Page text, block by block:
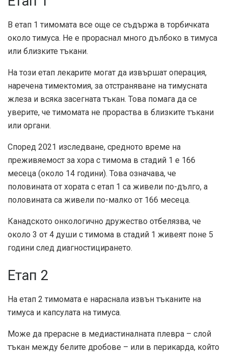
В етап 1 тимомата все още се съдържа в торбичката
около тимуса. Не е прораснал много дълбоко в тимуса
или близките тъкани.
На този етап лекарите могат да извършат операция,
наречена тимектомия, за отстраняване на тимусната
жлеза и всяка засегната тъкан. Това помага да се
уверите, че тимомата не прораства в близките тъкани
или органи.
Според 2021 изследване, средното време на
преживяемост за хора с тимома в стадий 1 е 166
месеца (около 14 години). Това означава, че
половината от хората с етап 1 са живели по-дълго, а
половината са живели по-малко от 166 месеца.
Канадското онкологично дружество отбелязва, че
около 3 от 4 души с тимома в стадий 1 живеят поне 5
години след диагностицирането.
Етап 2
На етап 2 тимомата е нараснала извън тъканите на
тимуса и капсулата на тимуса.
Може да прерасне в медиастиналната плевра – слой
тъкан между белите дробове – или в перикарда, който